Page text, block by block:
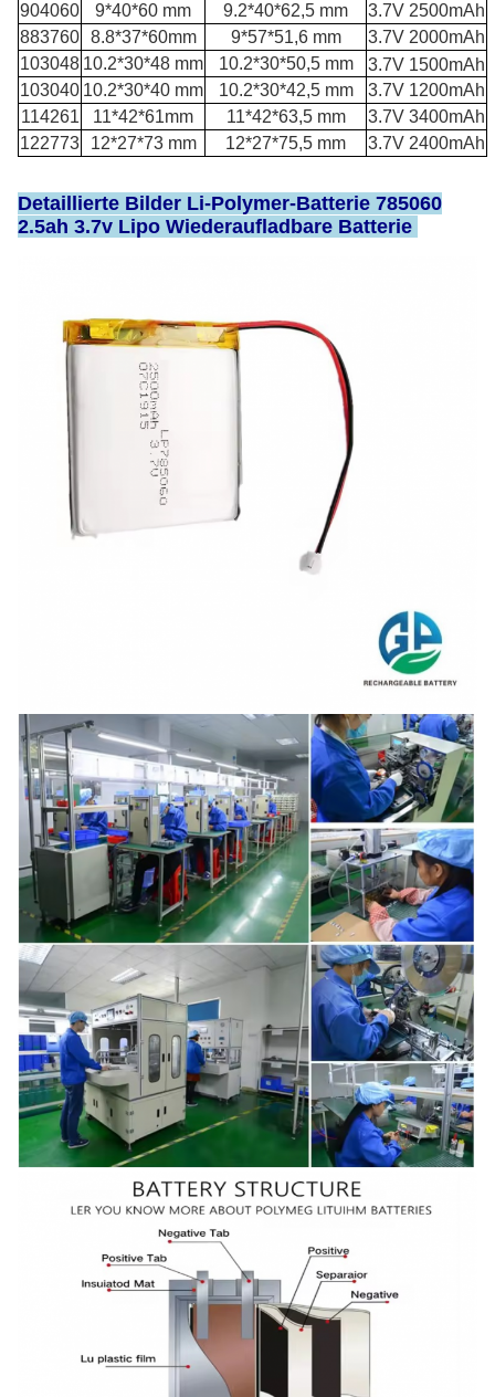
904060
9*40*60 mm 9.2*40*62,5 mm
3.7V 2500mAh
883760 8.8*37*60mm 9*57*51,6 mm
3.7V 2000mAh
103048 10.2*30*48 mm 10.2*30*50,5 mm
3.7V 1500mAh
103040 10.2*30*40 mm 10.2*30*42,5 mm
3.7V 1200mAh
114261
11*42*61mm 11*42*63,5 mm
3.7V 3400mAh
122773
12*27*73 mm 12*27*75,5 mm 3.7V 2400mAh
Detaillierte Bilder Li-Polymer-Batterie 785060
2.5ah 3.7v Lipo Wiederaufladbare Batterie